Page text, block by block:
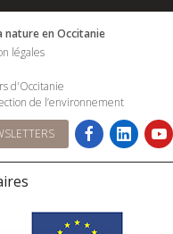
nature en Occitanie
légales
d'Occitanie
de l’environnement